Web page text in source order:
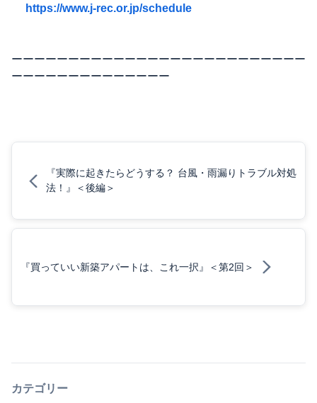
https://www.j-rec.or.jp/schedule
ーーーーーーーーーーーーーーーーーーーーーーーーーー
ーーーーーーーーーーーーーー
『実際に起きたらどうする？ 台風・雨漏りトラブル対処
法！』＜後編＞
『買っていい新築アパートは、これ一択』＜第2回＞
カテゴリー